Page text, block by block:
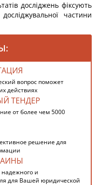
досліджень фіксують
частини
вопрос поможет
действиях
ТЕНДЕР
от более чем 5000
решение для
и
для Вашей юридической